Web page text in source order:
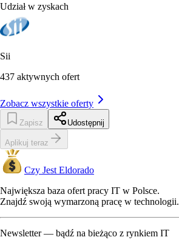
Udział w zyskach
Sii
437 aktywnych ofert
Zobacz wszystkie oferty
Zapisz Udostępnij
Aplikuj teraz
Czy Jest Eldorado
Największa baza ofert pracy IT w Polsce.
Znajdź swoją wymarzoną pracę w technologii.
Newsletter — bądź na bieżąco z rynkiem IT